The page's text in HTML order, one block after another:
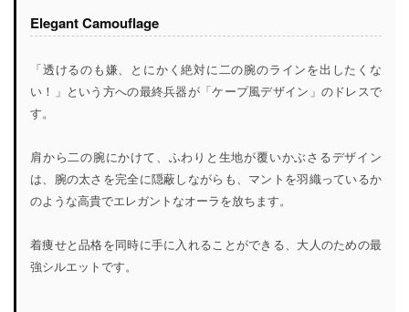
Elegant Camouflage
「透けるのも嫌、とにかく絶対に二の腕のラインを出したくな
い！」という方への最終兵器が「ケープ風デザイン」のドレスで
す。
肩から二の腕にかけて、ふわりと生地が覆いかぶさるデザイン
は、腕の太さを完全に隠蔽しながらも、マントを羽織っているか
のような高貴でエレガントなオーラを放ちます。
着痩せと品格を同時に手に入れることができる、大人のための最
強シルエットです。